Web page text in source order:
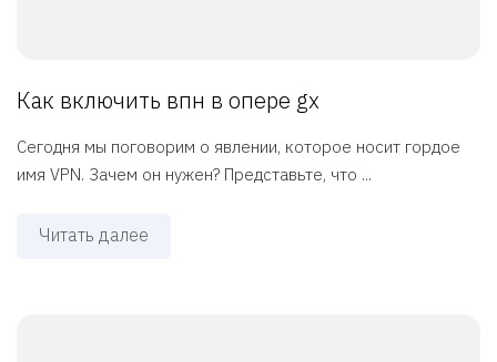
Как включить впн в опере gx
Сегодня мы поговорим о явлении, которое носит гордое
имя VPN. Зачем он нужен? Представьте, что ...
Читать далее